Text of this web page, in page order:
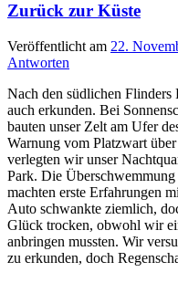
Zurück zur Küste
Veröffentlicht am 22.
Antworten
Nach den südlichen
auch erkunden. Bei
bauten unser Zelt am Ufer
Warnung vom Platzwart
verlegten wir unser
Park. Die
machten erste Erfahrungen
Auto schwankte ziemlich,
Glück trocken, obwohl wir
anbringen mussten. Wir
zu erkunden, doch